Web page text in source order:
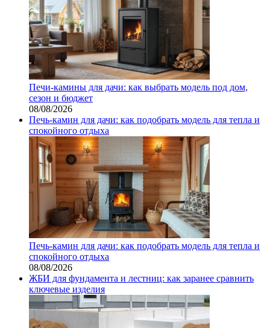
Печи-камины для дачи: как выбрать модель под дом,
сезон и бюджет
08/08/2026
Печь-камин для дачи: как подобрать модель для тепла и
спокойного отдыха
Печь-камин для дачи: как подобрать модель для тепла и
спокойного отдыха
08/08/2026
ЖБИ для фундамента и лестниц: как заранее сравнить
ключевые изделия